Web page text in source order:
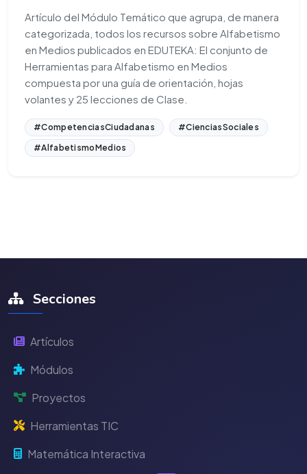
Artículo del Módulo Temático que agrupa, de manera
categorizada, todos los recursos sobre Alfabetismo
en Medios publicados en EDUTEKA: El conjunto de
Herramientas para Alfabetismo en Medios
compuesta por una guía de orientación, hojas
volantes y 25 lecciones de Clase.
#CompetenciasCiudadanas
#CienciasSociales
#AlfabetismoMedios
Secciones
Artículos
Módulos
Proyectos
Herramientas TIC
Matemática Interactiva